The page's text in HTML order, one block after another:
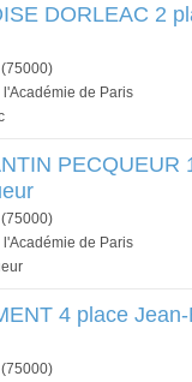
DORLEAC 2
(75000)
de Paris
PECQUEUR
(75000)
de Paris
4 place
(75000)